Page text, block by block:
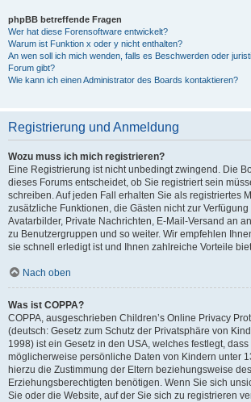
phpBB betreffende Fragen
Wer hat diese Forensoftware entwickelt?
Warum ist Funktion x oder y nicht enthalten?
An wen soll ich mich wenden, falls es Beschwerden oder
Forum gibt?
Wie kann ich einen Administrator des Boards kontaktieren?
Registrierung und Anmeldung
Wozu muss ich mich registrieren?
Eine Registrierung ist nicht unbedingt zwingend. Die
dieses Forums entscheidet, ob Sie registriert sein
schreiben. Auf jeden Fall erhalten Sie als registriertes
zusätzliche Funktionen, die Gästen nicht zur Verfügung
Avatarbilder, Private Nachrichten, E-Mail-Versand an
zu Benutzergruppen und so weiter. Wir empfehlen
sie schnell erledigt ist und Ihnen zahlreiche Vorteile
Nach oben
Was ist COPPA?
COPPA, ausgeschrieben Children’s Online Privacy
(deutsch: Gesetz zum Schutz der Privatsphäre von
1998) ist ein Gesetz in den USA, welches festlegt, dass
möglicherweise persönliche Daten von Kindern unter
hierzu die Zustimmung der Eltern beziehungsweise
Erziehungsberechtigten benötigen. Wenn Sie sich
Sie oder die Website, auf der Sie sich zu registrieren